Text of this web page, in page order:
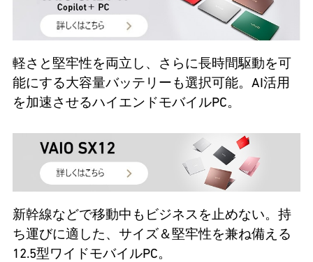
軽さと堅牢性を両立し、さらに長時間駆動を可
能にする大容量バッテリーも選択可能。AI活用
を加速させるハイエンドモバイルPC。
新幹線などで移動中もビジネスを止めない。持
ち運びに適した、サイズ＆堅牢性を兼ね備える
12.5型ワイドモバイルPC。